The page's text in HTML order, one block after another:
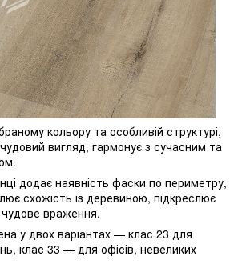
кольору та особливій структурі,
вигляд, гармонує з сучасним та
додає наявність фаски по периметру,
схожість із деревиною, підкреслює
враження.
у двох варіантах — клас 23 для
клас 33 — для офісів, невеликих